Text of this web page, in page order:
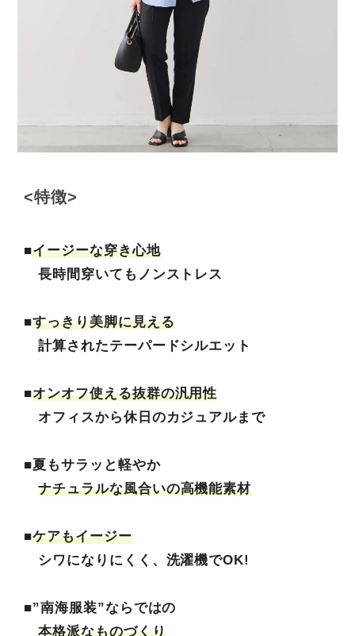
<特徴>
■イージーな穿き心地
長時間穿いてもノンストレス
■すっきり美脚に見える
計算されたテーパードシルエット
■オンオフ使える抜群の汎用性
オフィスから休日のカジュアルまで
■夏もサラッと軽やか
ナチュラルな風合いの高機能素材
■ケアもイージー
シワになりにくく、洗濯機でOK!
■”南海服装”ならではの
本格派なものづくり